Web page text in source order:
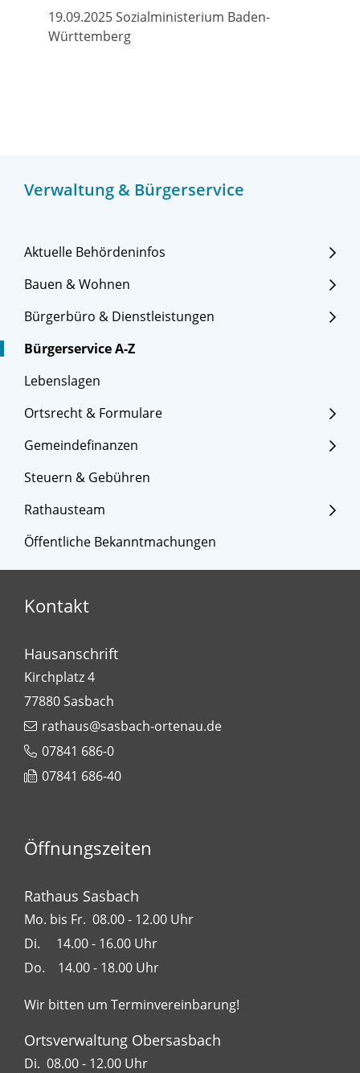
Verwaltung & Bürgerservice
Aktuelle Behördeninfos
Bauen & Wohnen
Bürgerbüro & Dienstleistungen
Bürgerservice A-Z
Lebenslagen
Ortsrecht & Formulare
Gemeindefinanzen
Steuern & Gebühren
Rathausteam
Öffentliche Bekanntmachungen
19.09.2025 Sozialministerium Baden-
Württemberg
Kontakt
Hausanschrift
Kirchplatz 4
77880Sasbach
rathaus@sasbach-ortenau.de
07841 686-0
07841 686-40
Öffnungszeiten
Rathaus Sasbach
Mo. bis Fr. 08.00 - 12.00 Uhr
Di. 14.00 - 16.00 Uhr
Do. 14.00 - 18.00 Uhr
Wir bitten um Terminvereinbarung!
Ortsverwaltung Obersasbach
Di. 08.00 - 12.00 Uhr